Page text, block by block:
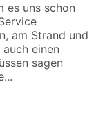
es uns schon
am Strand und
einen
sagen